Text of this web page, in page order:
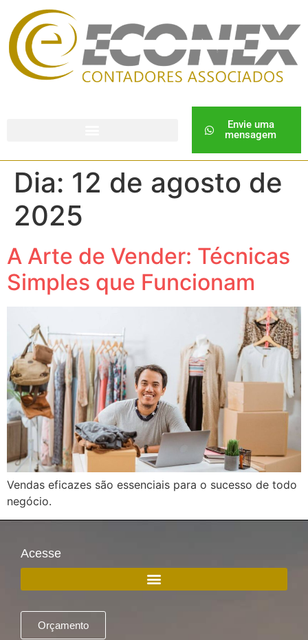
Envie uma
mensagem
Dia: 12 de agosto de
2025
A Arte de Vender: Técnicas
Simples que Funcionam
Vendas eficazes são essenciais para o sucesso de todo
negócio.
Acesse
Orçamento